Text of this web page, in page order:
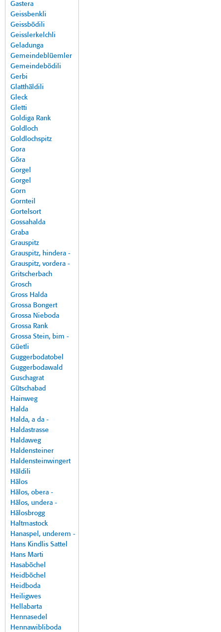
Gastera
Geissbenkli
Geissbödili
Geisslerkelchli
Geladunga
Gemeindeblüemler
Gemeindebödili
Gerbi
Glatthäldili
Gleck
Gletti
Goldiga Rank
Goldloch
Goldlochspitz
Gora
Göra
Gorgel
Gorgel
Gorn
Gornteil
Gortelsort
Gossahalda
Graba
Grauspitz
Grauspitz, hindera -
Grauspitz, vordera -
Gritscherbach
Grosch
Gross Halda
Grossa Bongert
Grossa Nieboda
Grossa Rank
Grossa Stein, bim -
Güetli
Guggerbodatobel
Guggerbodawald
Guschagrat
Gütschabad
Hainweg
Halda
Halda, a da -
Haldastrasse
Haldaweg
Haldensteiner
Haldensteinwingert
Häldili
Hälos
Hälos, obera -
Hälos, undera -
Hälosbrogg
Haltmastock
Hanaspel, underem -
Hans Kindlis Sattel
Hans Marti
Hasaböchel
Heidböchel
Heidboda
Heiligwes
Hellabarta
Hennasedel
Hennawibliboda